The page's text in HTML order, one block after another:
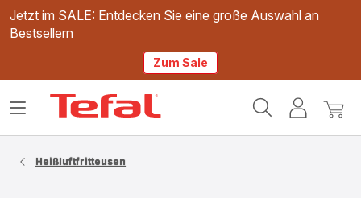
Jetzt im SALE: Entdecken Sie eine große Auswahl an
Bestsellern
Zum Sale
Mein
Mein
Das
Heißluftfritteusen